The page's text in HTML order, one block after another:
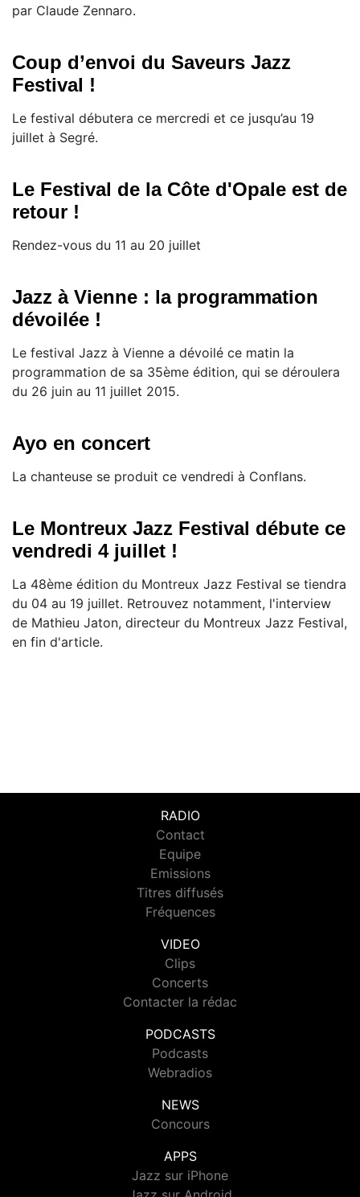
par Claude Zennaro.
Coup d’envoi du Saveurs Jazz
Festival !
Le festival débutera ce mercredi et ce jusqu’au 19
juillet à Segré.
Le Festival de la Côte d'Opale est de
retour !
Rendez-vous du 11 au 20 juillet
Jazz à Vienne : la programmation
dévoilée !
Le festival Jazz à Vienne a dévoilé ce matin la
programmation de sa 35ème édition, qui se déroulera
du 26 juin au 11 juillet 2015.
Ayo en concert
La chanteuse se produit ce vendredi à Conflans.
Le Montreux Jazz Festival débute ce
vendredi 4 juillet !
La 48ème édition du Montreux Jazz Festival se tiendra
du 04 au 19 juillet. Retrouvez notamment, l'interview
de Mathieu Jaton, directeur du Montreux Jazz Festival,
en fin d'article.
RADIO
Contact
Equipe
Emissions
Titres diffusés
Fréquences
VIDEO
Clips
Concerts
Contacter la rédac
PODCASTS
Podcasts
Webradios
NEWS
Concours
APPS
Jazz sur iPhone